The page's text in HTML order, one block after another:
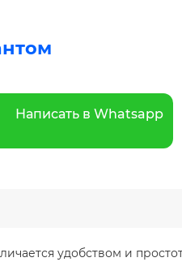
Написать в Whatsapp
удобством и